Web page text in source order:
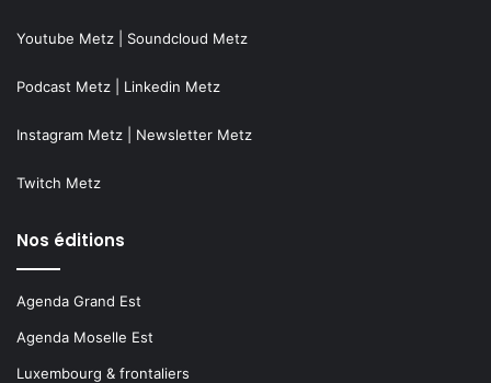
Youtube Metz Soundcloud Metz
Podcast Metz Linkedin Metz
Instagram Metz Newsletter Metz
Twitch Metz
Nos éditions
Agenda Grand Est
Agenda Moselle Est
Luxembourg & frontaliers